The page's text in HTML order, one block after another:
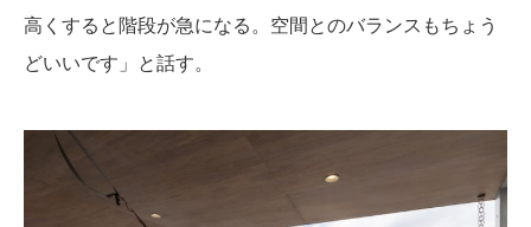
高くすると階段が急になる。空間とのバランスもちょう
どいいです」と話す。